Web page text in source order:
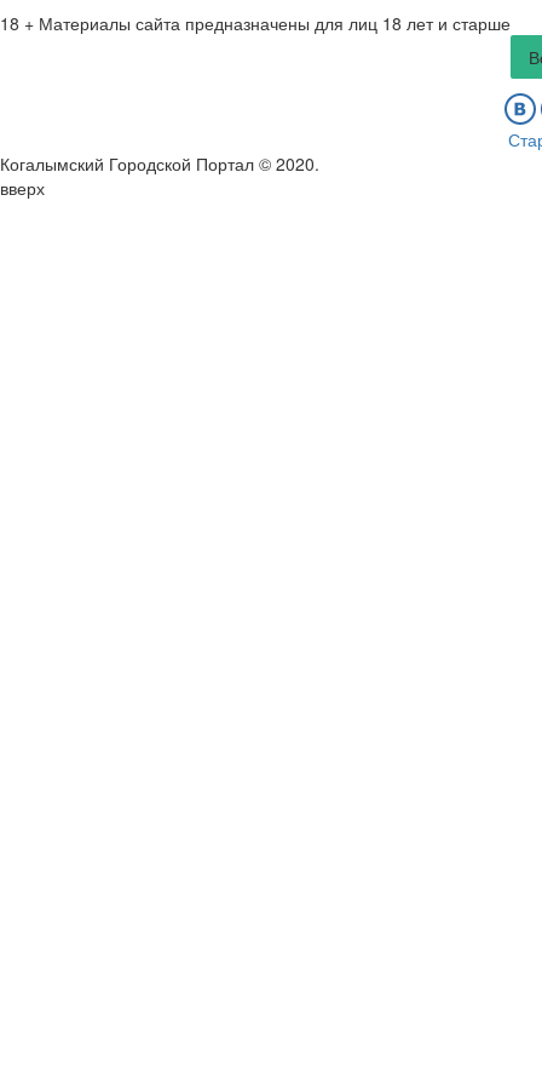
18 + Материалы сайта предназначены для лиц 18 лет и старше
Когалымский Городской Портал © 2020.
вверх